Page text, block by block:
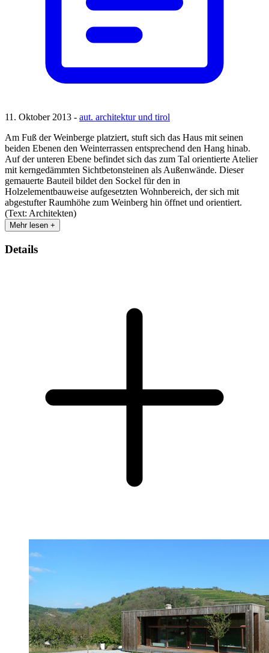
11. Oktober 2013 - aut. architektur und tirol
Am Fuß der Weinberge platziert, stuft sich das Haus mit seinen
beiden Ebenen den Weinterrassen entsprechend den Hang hinab.
Auf der unteren Ebene befindet sich das zum Tal orientierte Atelier
mit kerngedämmten Sichtbetonsteinen als Außenwände. Dieser
gemauerte Bauteil bildet den Sockel für den in
Holzelementbauweise aufgesetzten Wohnbereich, der sich mit
abgestufter Raumhöhe zum Weinberg hin öffnet und orientiert.
(Text: Architekten)
Mehr lesen +
Details